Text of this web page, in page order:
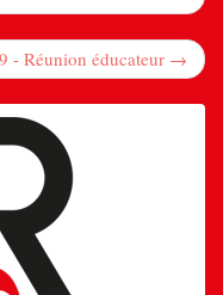
- Réunion éducateur →